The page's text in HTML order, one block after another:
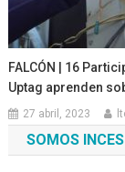
FALCÓN | 16
Uptag aprenden
27 abril, 2023
SOMOS INCES